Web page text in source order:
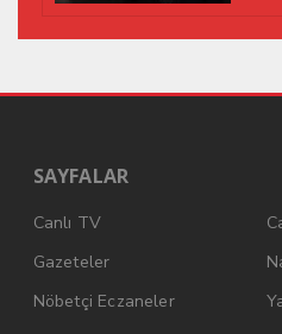
SAYFALAR
Canlı TV
Gazeteler
Nöbetçi Eczaneler